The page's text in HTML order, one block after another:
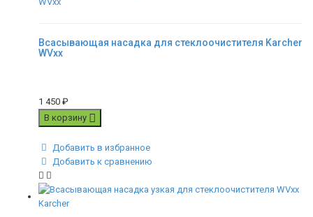
Всасывающая насадка для стеклоочистителя Karcher
WVxx
1 450 ₽
В корзину
Добавить в избранное
Добавить к сравнению